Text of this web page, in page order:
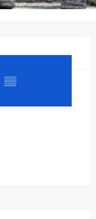
▒▒